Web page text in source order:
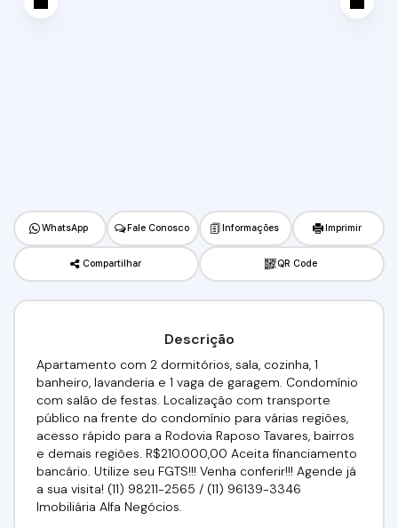
WhatsApp Fale Conosco Informações Imprimir
Compartilhar QR Code
Descrição
Apartamento com 2 dormitórios, sala, cozinha, 1
banheiro, lavanderia e 1 vaga de garagem. Condomínio
com salão de festas. Localização com transporte
público na frente do condomínio para várias regiões,
acesso rápido para a Rodovia Raposo Tavares, bairros
e demais regiões. R$210.000,00 Aceita financiamento
bancário. Utilize seu FGTS!!! Venha conferir!!! Agende já
a sua visita! (11) 98211-2565 / (11) 96139-3346
Imobiliária Alfa Negócios.